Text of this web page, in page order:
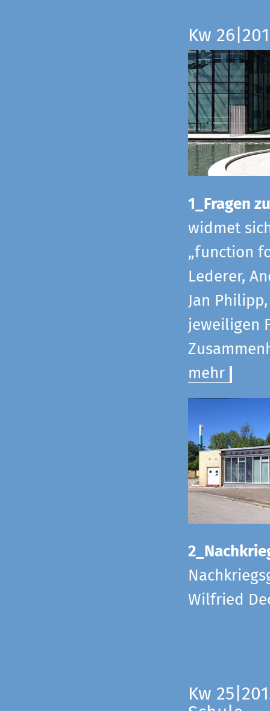
Kw
1_Fragen
widmet
„function
Lederer,
Jan
jeweiligen
mehr
Wilfried
Kw